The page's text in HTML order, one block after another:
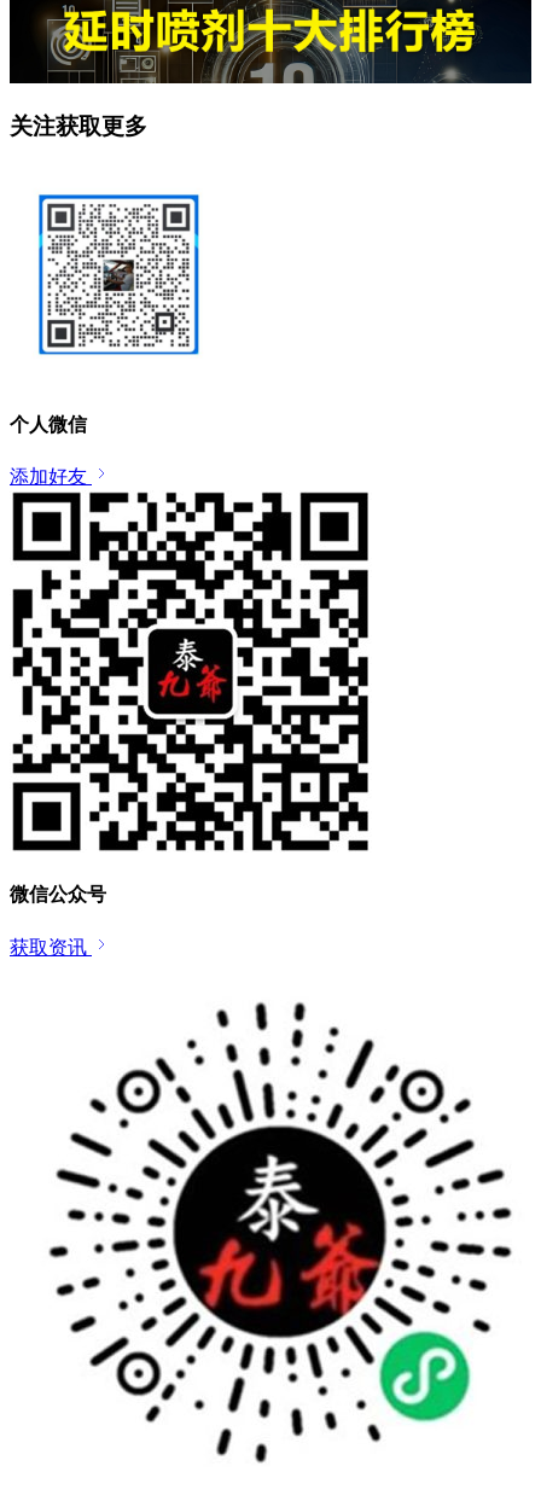
关注获取更多
个人微信
添加好友
微信公众号
获取资讯